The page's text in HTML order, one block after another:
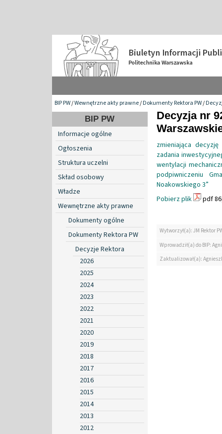
BIP PW/Wewnętrzne akty prawne/Dokumenty Rektora PW/
BIP PW
Informacje ogólne
Ogłoszenia
Struktura uczelni
Skład osobowy
Władze
Wewnętrzne akty prawne
Dokumenty ogólne
Dokumenty Rektora PW
Decyzje Rektora
2026
2025
2024
2023
2022
2021
2020
2019
2018
2017
2016
2015
2014
2013
2012
Decyzja nr
zmieniająca
zadania
wentylacji
podpiwniczeniu
Noakowskiego 3”
Pobierz plik
pdf
Wytworzył(a): JM Rektor
Wprowadził(a) do BIP:
Zaktualizował(a):